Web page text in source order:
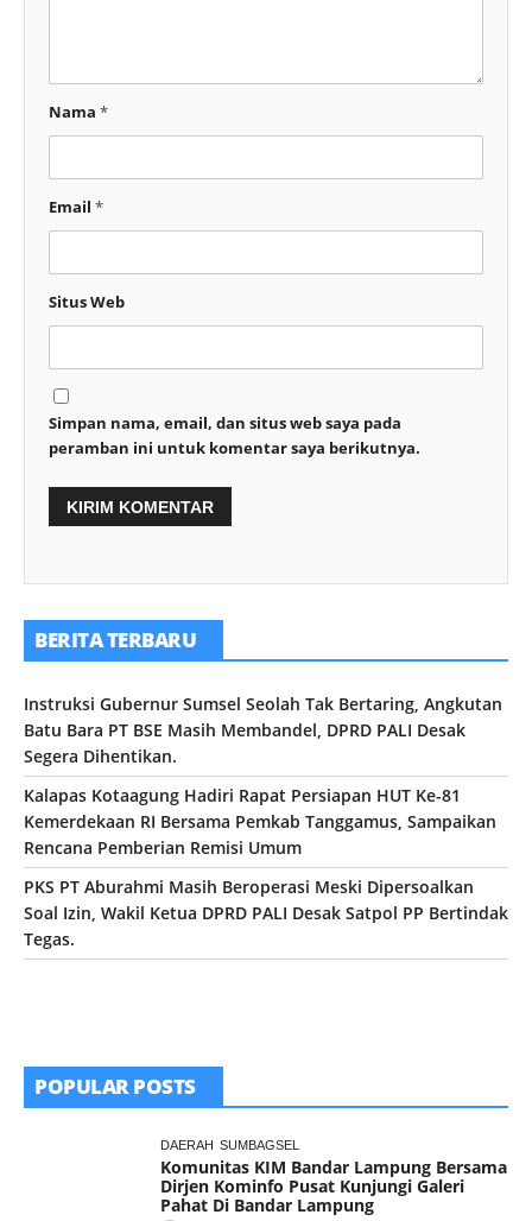
Nama *
Email *
Situs Web
Simpan nama, email, dan situs web saya pada
peramban ini untuk komentar saya berikutnya.
BERITA TERBARU
Instruksi Gubernur Sumsel Seolah Tak Bertaring, Angkutan
Batu Bara PT BSE Masih Membandel, DPRD PALI Desak
Segera Dihentikan.
Kalapas Kotaagung Hadiri Rapat Persiapan HUT Ke-81
Kemerdekaan RI Bersama Pemkab Tanggamus, Sampaikan
Rencana Pemberian Remisi Umum
PKS PT Aburahmi Masih Beroperasi Meski Dipersoalkan
Soal Izin, Wakil Ketua DPRD PALI Desak Satpol PP Bertindak
Tegas.
POPULAR POSTS
DAERAH SUMBAGSEL
Komunitas KIM Bandar Lampung Bersama
Dirjen Kominfo Pusat Kunjungi Galeri
Pahat Di Bandar Lampung